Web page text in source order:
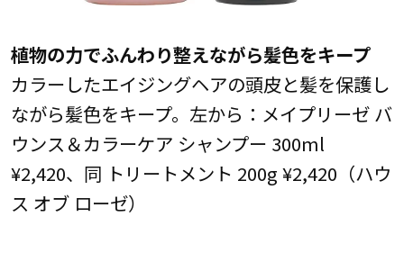
植物の力でふんわり整えながら髪色をキープ
カラーしたエイジングヘアの頭皮と髪を保護し
ながら髪色をキープ。左から：メイプリーゼ バ
ウンス＆カラーケア シャンプー 300ml
¥2,420、同 トリートメント 200g ¥2,420（ハウ
ス オブ ローゼ）